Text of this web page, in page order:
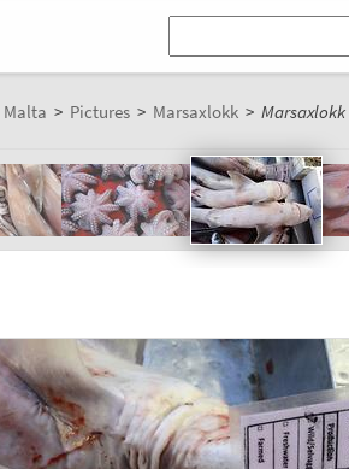
Malta > Pictures > Marsaxlokk > Marsaxlokk